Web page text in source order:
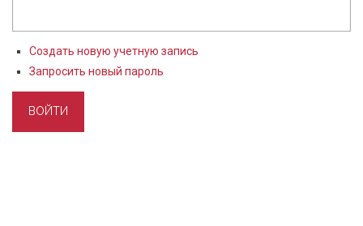
Создать новую учетную запись
Запросить новый пароль